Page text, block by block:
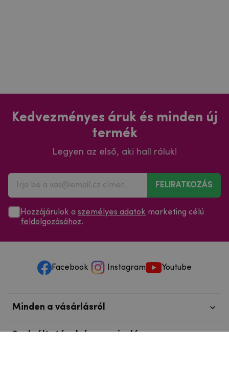
Kedvezményes áruk és minden új
termék
Legyen az első, aki hall róluk!
FELIRATKOZÁS
Hozzájárulok a személyes adatok marketing célú
feldolgozásához.
Facebook Instagram Youtube
Minden a vásárlásról